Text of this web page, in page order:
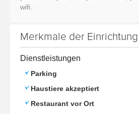
wifi.
Merkmale der Einrichtung
Dienstleistungen
Parking
Haustiere akzeptiert
Restaurant vor Ort